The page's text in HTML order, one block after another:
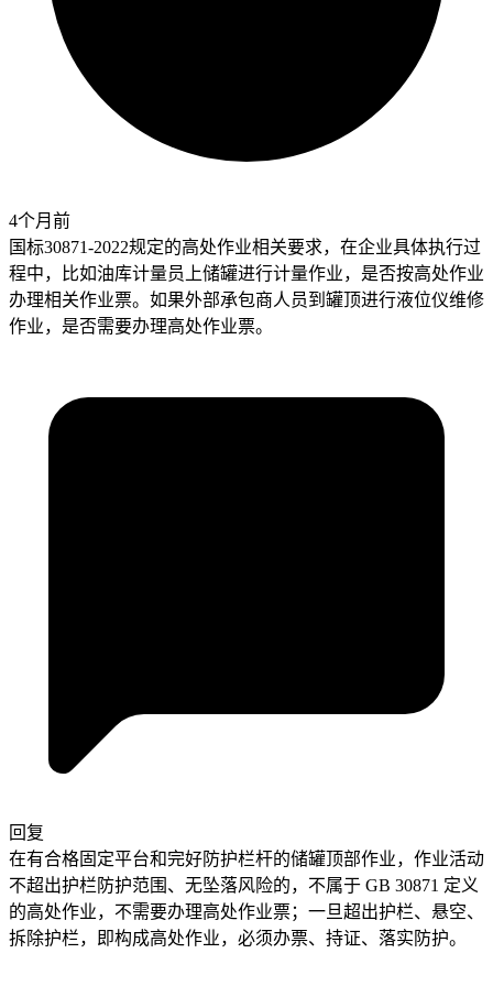
4个月前
国标30871-2022规定的高处作业相关要求，在企业具体执行过
程中，比如油库计量员上储罐进行计量作业，是否按高处作业
办理相关作业票。如果外部承包商人员到罐顶进行液位仪维修
作业，是否需要办理高处作业票。
回复
在有合格固定平台和完好防护栏杆的储罐顶部作业，作业活动
不超出护栏防护范围、无坠落风险的，不属于 GB 30871 定义
的高处作业，不需要办理高处作业票；一旦超出护栏、悬空、
拆除护栏，即构成高处作业，必须办票、持证、落实防护。